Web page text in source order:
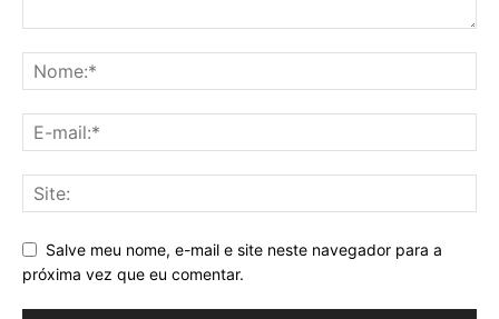
Salve meu nome, e-mail e site neste navegador para a
próxima vez que eu comentar.